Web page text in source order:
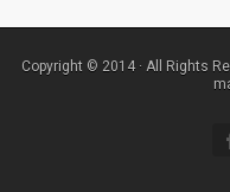
Copyright © 2014 · All Rights